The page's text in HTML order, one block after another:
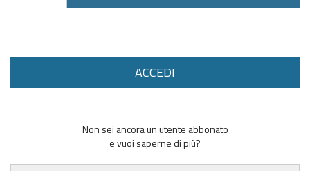
ACCEDI
Non sei ancora un utente abbonato
e vuoi saperne di più?